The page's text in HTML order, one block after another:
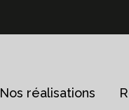
Nos réalisations